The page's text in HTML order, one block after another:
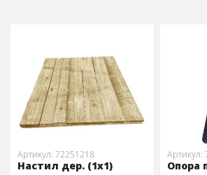
Артикул: 72251218
Настил дер. (1х1)
Артикул:
Опора